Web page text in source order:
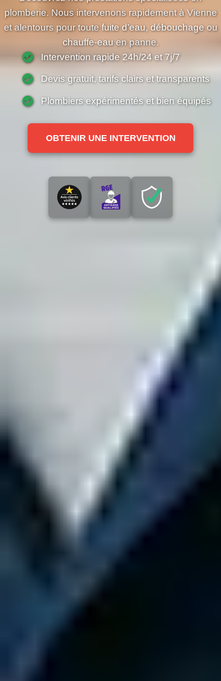
et alentours pour toutefuite d’eau,débouchageou
chauffe-eauen panne.
Intervention rapide 24h/24 et 7j/7
Devis gratuit, tarifs clairs et transparents
OBTENIR UNE INTERVENTION